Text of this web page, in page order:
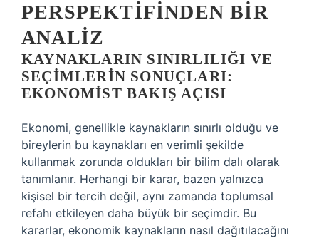
PERSPEKTIFINDEN BIR
ANALIZ
KAYNAKLARIN SINIRLILIĞI VE
SEÇIMLERIN SONUÇLARI:
EKONOMIST BAKIŞ AÇISI
Ekonomi, genellikle kaynakların sınırlı olduğu ve
bireylerin bu kaynakları en verimli şekilde
kullanmak zorunda oldukları bir bilim dalı olarak
tanımlanır. Herhangi bir karar, bazen yalnızca
kişisel bir tercih değil, aynı zamanda toplumsal
refahı etkileyen daha büyük bir seçimdir. Bu
kararlar, ekonomik kaynakların nasıl dağıtılacağını